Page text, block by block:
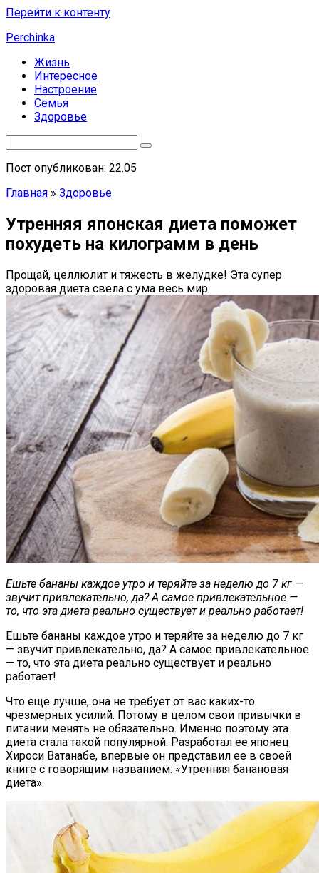
Перейти к контенту
Perchinka
Жизнь
Интересное
Настроение
Семья
Здоровье
Пост опубликован: 22.05
Главная » Здоровье
Утренняя японская диета поможет
похудеть на килограмм в день
Прощай, целлюлит и тяжесть в желудке! Эта супер
здоровая диета свела с ума весь мир
Ешьте бананы каждое утро и теряйте за неделю до 7 кг —
звучит привлекательно, да? А самое привлекательное —
то, что эта диета реально существует и реально работает!
Ешьте бананы каждое утро и теряйте за неделю до 7 кг
— звучит привлекательно, да? А самое привлекательное
— то, что эта диета реально существует и реально
работает!
Что еще лучше, она не требует от вас каких-то
чрезмерных усилий. Потому в целом свои привычки в
питании менять не обязательно. Именно поэтому эта
диета стала такой популярной. Разработал ее японец
Хироси Ватанабе, впервые он представил ее в своей
книге с говорящим названием: «Утренняя банановая
диета».